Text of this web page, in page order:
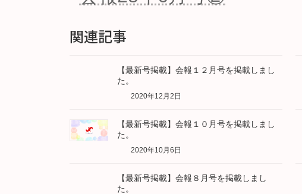
関連記事
【最新号掲載】会報１２月号を掲載しまし
た。
2020年12月2日
【最新号掲載】会報１０月号を掲載しまし
た。
2020年10月6日
【最新号掲載】会報８月号を掲載しまし
た。